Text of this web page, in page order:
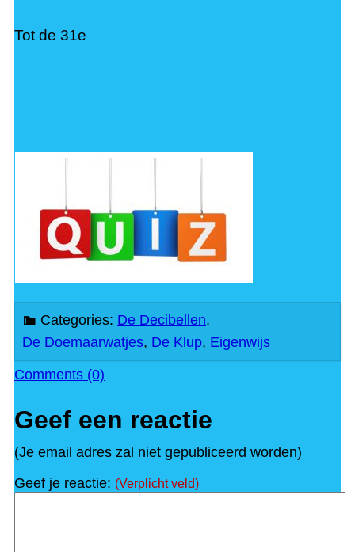
Tot de 31e
Categories: De Decibellen,
De Doemaarwatjes, De Klup, Eigenwijs
Comments (0)
Geef een reactie
(Je email adres zal niet gepubliceerd worden)
Geef je reactie: (Verplicht veld)